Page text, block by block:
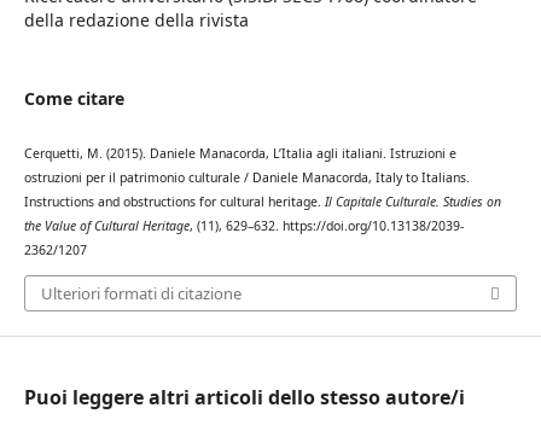
della redazione della rivista
Come citare
Cerquetti, M. (2015). Daniele Manacorda, L’Italia agli italiani. Istruzioni e
ostruzioni per il patrimonio culturale / Daniele Manacorda, Italy to Italians.
Instructions and obstructions for cultural heritage. Il Capitale Culturale. Studies on
the Value of Cultural Heritage, (11), 629–632. https://doi.org/10.13138/2039-
2362/1207
Ulteriori formati di citazione
Puoi leggere altri articoli dello stesso autore/i